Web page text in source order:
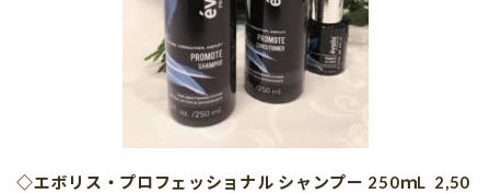
◇エボリス・プロフェッショナル シャンプー 250ｍL 2,50